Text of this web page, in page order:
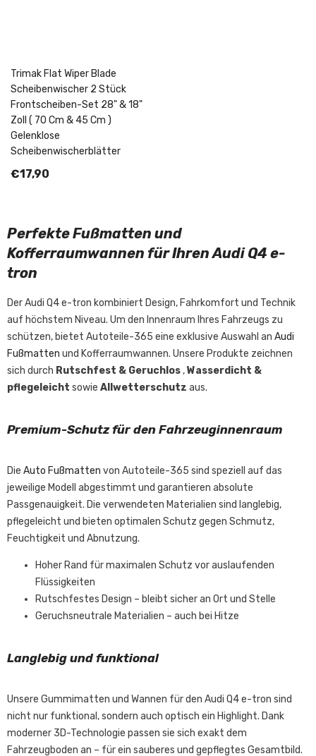
Trimak Flat Wiper Blade
Scheibenwischer 2 Stück
Frontscheiben-Set 28" & 18"
Zoll ( 70 Cm & 45 Cm )
Gelenklose
Scheibenwischerblätter
€17,90
Perfekte Fußmatten und
Kofferraumwannen für Ihren Audi Q4 e-
tron
Der Audi Q4 e-tron kombiniert Design, Fahrkomfort und Technik
auf höchstem Niveau. Um den Innenraum Ihres Fahrzeugs zu
schützen, bietet Autoteile-365 eine exklusive Auswahl an Audi
Fußmatten und Kofferraumwannen. Unsere Produkte zeichnen
sich durch Rutschfest & Geruchlos ,Wasserdicht &
pflegeleicht sowie Allwetterschutz aus.
Premium-Schutz für den Fahrzeuginnenraum
Die Auto Fußmatten von Autoteile-365 sind speziell auf das
jeweilige Modell abgestimmt und garantieren absolute
Passgenauigkeit. Die verwendeten Materialien sind langlebig,
pflegeleicht und bieten optimalen Schutz gegen Schmutz,
Feuchtigkeit und Abnutzung.
Hoher Rand für maximalen Schutz vor auslaufenden
Flüssigkeiten
Rutschfestes Design – bleibt sicher an Ort und Stelle
Geruchsneutrale Materialien – auch bei Hitze
Langlebig und funktional
Unsere Gummimatten und Wannen für den Audi Q4 e-tron sind
nicht nur funktional, sondern auch optisch ein Highlight. Dank
moderner 3D-Technologie passen sie sich exakt dem
Fahrzeugboden an – für ein sauberes und gepflegtes Gesamtbild.